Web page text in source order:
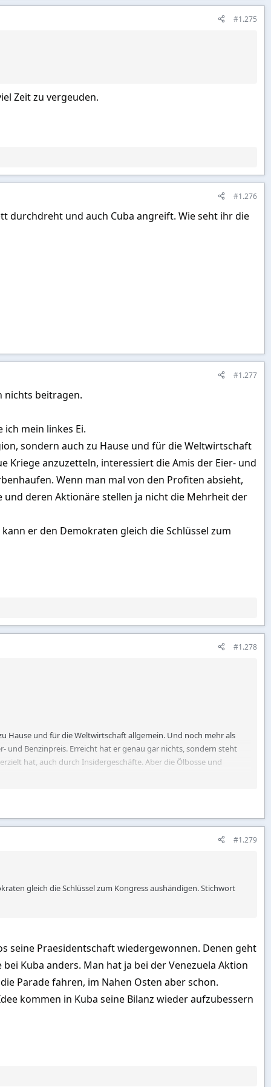
#1.275
Zeit zu vergeuden.
#1.276
durchdreht und auch Cuba angreift. Wie seht ihr die
#1.277
nichts beitragen.
mein linkes Ei.
sondern auch zu Hause und für die Weltwirtschaft
Kriege anzuzetteln, interessiert die Amis der Eier- und
Wenn man mal von den Profiten absieht,
deren Aktionäre stellen ja nicht die Mehrheit der
er den Demokraten gleich die Schlüssel zum
#1.278
Hause und für die Weltwirtschaft allgemein. Und noch mehr als
und Benzinpreis. Erreicht hat er genau gar nichts, sondern steht
hat, auch durch Insidergeschäfte. Aber die Ölbosse und
#1.279
gleich die Schlüssel zum Kongress aushändigen. Stichwort
seine Praesidentschaft wiedergewonnen. Denen geht
Kuba anders. Man hat ja bei der Venezuela Aktion
Parade fahren, im Nahen Osten aber schon.
kommen in Kuba seine Bilanz wieder aufzubessern